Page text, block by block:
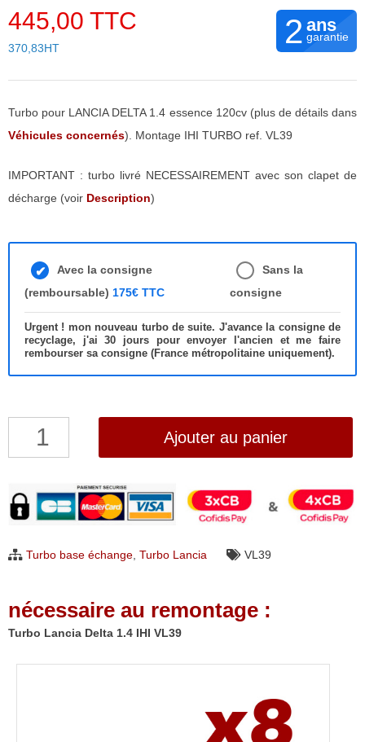
445,00 TTC
370,83HT 2 ans
garantie
Turbo pour LANCIA DELTA 1.4 essence 120cv (plus de détails dans
Véhicules concernés). Montage IHI TURBO ref. VL39
IMPORTANT : turbo livré NECESSAIREMENT avec son clapet de
décharge (voir Description)
Avec la consigne
(remboursable) 175€ TTC
Sans la
consigne
Urgent ! mon nouveau turbo de suite. J'avance la consigne de
recyclage, j'ai 30 jours pour envoyer l'ancien et me faire
rembourser sa consigne (France métropolitaine uniquement).
quantité
Lancia
Delta
IHI
Ajouter au panier
Turbo base échange, Turbo Lancia VL39
nécessaire au remontage :
Turbo Lancia Delta 1.4 IHI VL39